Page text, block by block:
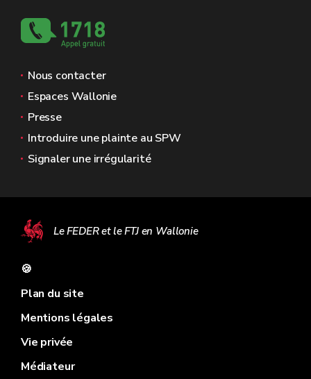
Nous contacter
Espaces Wallonie
Presse
Introduire une plainte au SPW
Signaler une irrégularité
Le FEDER et le FTJ en Wallonie
🍪
Plan du site
Mentions légales
Vie privée
Médiateur